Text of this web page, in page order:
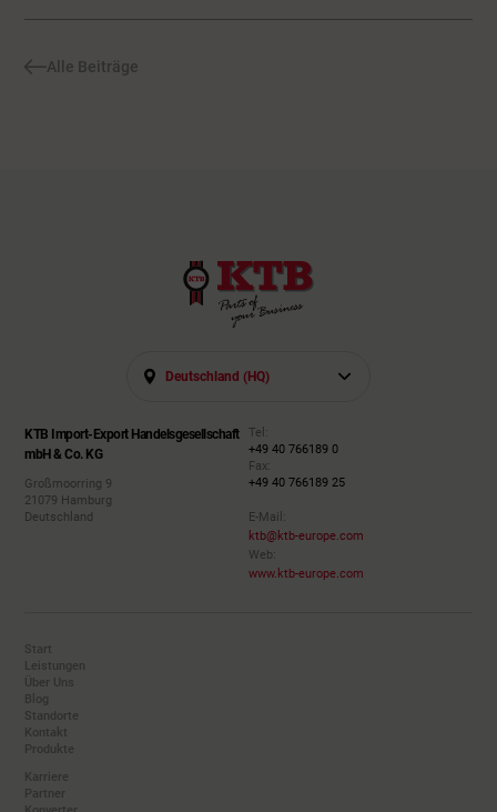
Alle Beiträge
Deutschland (HQ)
KTB Import-Export Handelsgesellschaft
mbH & Co. KG
Großmoorring 9
21079 Hamburg
Deutschland
Tel:
+49 40 766189 0
Fax:
+49 40 766189 25
E-Mail:
ktb@ktb-europe.com
Web:
www.ktb-europe.com
Start
Leistungen
Über Uns
Blog
Standorte
Kontakt
Produkte
Karriere
Partner